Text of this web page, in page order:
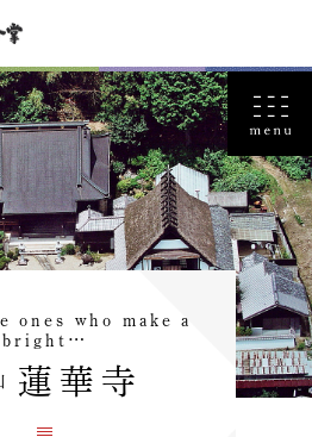
ones who make a
bright…
蓮華寺